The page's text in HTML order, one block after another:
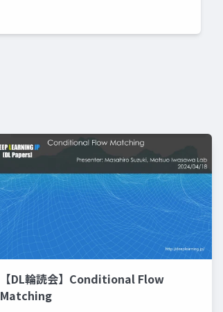
【DL輪読会】Conditional Flow
Matching